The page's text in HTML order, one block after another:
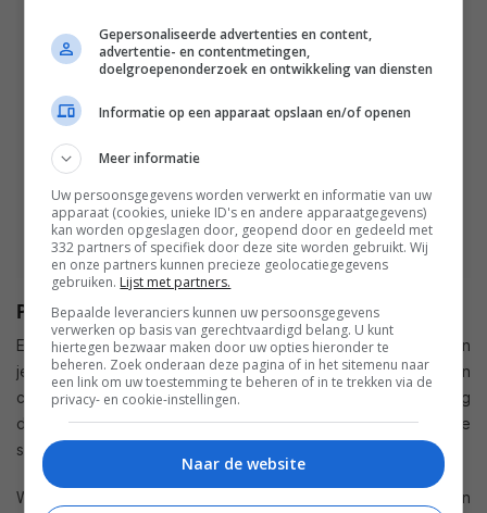
Prijs
Eigenlijk is er geen prijs te plakken op Windows RT aangezien
je deze versie dus niet los kan kopen maar alleen in
combinatie met een apparaat. Wel zal de licentievergoeding
die Microsoft van fabrikanten verlangt lager zijn dan voor de
standaard versie van het besturingssysteem.
Windows RT zal voornamelijk gericht zijn op consumenten en
Gepersonaliseerde advertenties en content,
advertentie- en contentmetingen,
doelgroepenonderzoek en ontwikkeling van diensten
Informatie op een apparaat opslaan en/of openen
Meer informatie
Uw persoonsgegevens worden verwerkt en informatie van uw
apparaat (cookies, unieke ID's en andere apparaatgegevens)
kan worden opgeslagen door, geopend door en gedeeld met
332 partners of specifiek door deze site worden gebruikt. Wij
en onze partners kunnen precieze geolocatiegegevens
gebruiken. Lijst met partners.
Bepaalde leveranciers kunnen uw persoonsgegevens
verwerken op basis van gerechtvaardigd belang. U kunt
hiertegen bezwaar maken door uw opties hieronder te
beheren. Zoek onderaan deze pagina of in het sitemenu naar
een link om uw toestemming te beheren of in te trekken via de
privacy- en cookie-instellingen.
Naar de website